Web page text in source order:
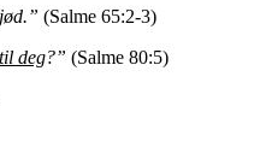
(Salme 65:2-3)
deg?” (Salme 80:5)